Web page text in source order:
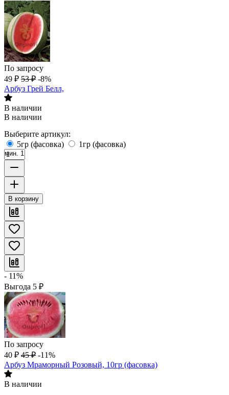
По запросу
49 ₽ 53 ₽ -8%
Арбуз Грей Белл,
В наличии
В наличии
Выберите артикул:
5гр (фасовка)
1гр (фасовка)
мин. 1
В корзину
- 11%
Выгода 5 ₽
По запросу
40 ₽ 45 ₽ -11%
Арбуз Мраморный Розовый, 10гр (фасовка)
В наличии